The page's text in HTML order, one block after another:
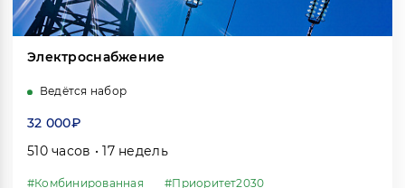
Электроснабжение
Ведётся набор
32 000₽
510 часов • 17 недель
#Комбинированная #Приоритет2030